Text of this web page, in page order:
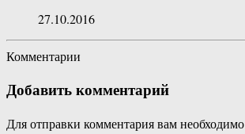
27.10.2016
Комментарии
Добавить комментарий
Для отправки комментария вам необходимо